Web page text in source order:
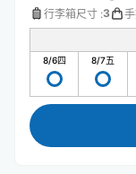
行李箱尺寸 :3
8/6四 8/7五